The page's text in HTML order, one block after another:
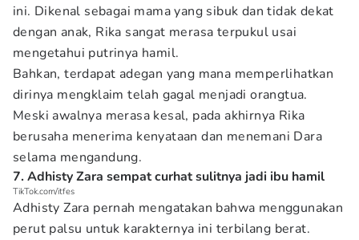
ini. Dikenal sebagai mama yang sibuk dan tidak dekat
dengan anak, Rika sangat merasa terpukul usai
mengetahui putrinya hamil.
Bahkan, terdapat adegan yang mana memperlihatkan
dirinya mengklaim telah gagal menjadi orangtua.
Meski awalnya merasa kesal, pada akhirnya Rika
berusaha menerima kenyataan dan menemani Dara
selama mengandung.
7. Adhisty Zara sempat curhat sulitnya jadi ibu hamil
TikTok.com/itfes
Adhisty Zara pernah mengatakan bahwa menggunakan
perut palsu untuk karakternya ini terbilang berat.